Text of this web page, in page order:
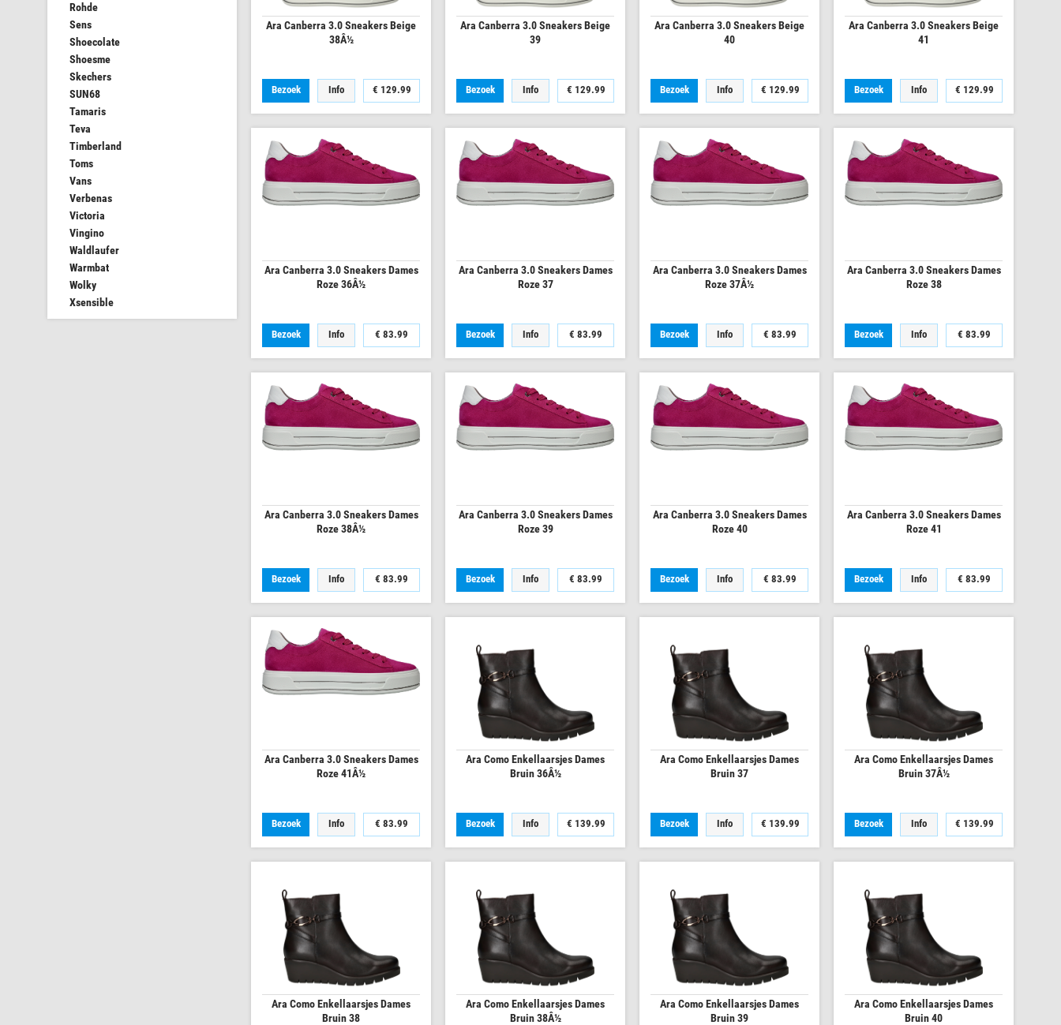
Rohde
Sens
Shoecolate
Shoesme
Skechers
SUN68
Tamaris
Teva
Timberland
Toms
Vans
Verbenas
Victoria
Vingino
Waldlaufer
Warmbat
Wolky
Xsensible
Ara Canberra 3.0 Sneakers Beige
38Â½
Bezoek Info € 129.99
Ara Canberra 3.0 Sneakers Beige
39
Bezoek Info € 129.99
Ara Canberra 3.0 Sneakers Beige
40
Bezoek Info € 129.99
Ara Canberra 3.0 Sneakers Beige
41
Bezoek Info € 129.99
Ara Canberra 3.0 Sneakers Dames
Roze 36Â½
Bezoek Info € 83.99
Ara Canberra 3.0 Sneakers Dames
Roze 37
Bezoek Info € 83.99
Ara Canberra 3.0 Sneakers Dames
Roze 37Â½
Bezoek Info € 83.99
Ara Canberra 3.0 Sneakers Dames
Roze 38
Bezoek Info € 83.99
Ara Canberra 3.0 Sneakers Dames
Roze 38Â½
Bezoek Info € 83.99
Ara Canberra 3.0 Sneakers Dames
Roze 39
Bezoek Info € 83.99
Ara Canberra 3.0 Sneakers Dames
Roze 40
Bezoek Info € 83.99
Ara Canberra 3.0 Sneakers Dames
Roze 41
Bezoek Info € 83.99
Ara Canberra 3.0 Sneakers Dames
Roze 41Â½
Bezoek Info € 83.99
Ara Como Enkellaarsjes Dames
Bruin 36Â½
Bezoek Info € 139.99
Ara Como Enkellaarsjes Dames
Bruin 37
Bezoek Info € 139.99
Ara Como Enkellaarsjes Dames
Bruin 37Â½
Bezoek Info € 139.99
Ara Como Enkellaarsjes Dames
Bruin 38
Ara Como Enkellaarsjes Dames
Bruin 38Â½
Ara Como Enkellaarsjes Dames
Bruin 39
Ara Como Enkellaarsjes Dames
Bruin 40